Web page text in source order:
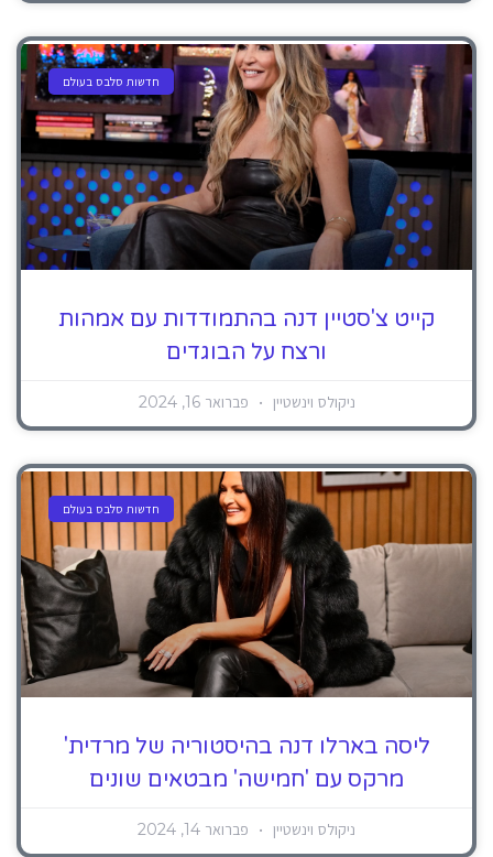
חדשות סלבס בעולם
קייט צ'סטיין דנה בהתמודדות עם אמהות
ורצח על הבוגדים
ניקולס וינשטיין פברואר 16, 2024
חדשות סלבס בעולם
ליסה בארלו דנה בהיסטוריה של מרדית'
מרקס עם 'חמישה' מבטאים שונים
ניקולס וינשטיין פברואר 14, 2024